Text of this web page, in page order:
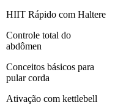
HIIT Rápido com Haltere
Controle total do
abdômen
Conceitos básicos para
pular corda
Ativação com kettlebell